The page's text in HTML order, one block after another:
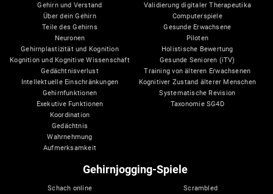
Gehirn und Verstand
Über dein Gehirn
Teile des Gehirns
Neuronen
Gehirnplastizität und Kognition
Kognition und Kognitive Wissenschaft
Gedächtnisverlust
Intellektuelle Einschränkungen
Gehirnfunktionen
Exekutive Funktionen
Koordination
Gedächtnis
Wahrnehmung
Aufmerksamkeit
Validierung digitaler Therapeutika
Computerspiele
Gesunde Erwachsene
Piloten
Holistische Bewertung
Gesunde Senioren (iTV)
Training von älteren Erwachsenen
Kognitiver Zustand älterer Menschen
Systematische Revision
Taxonomie SG4D
Gehirnjogging-Spiele
Schach online
Scrambled